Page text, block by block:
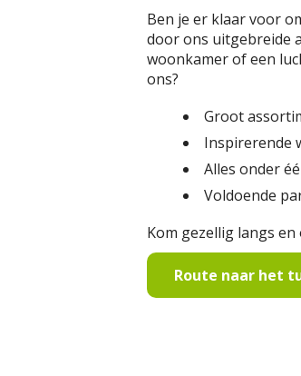
Ben je er klaar voor
door ons uitgebreide
woonkamer of een
ons?
Groot
Inspirerende
Alles onder
Voldoende
Kom gezellig langs
Route naar het